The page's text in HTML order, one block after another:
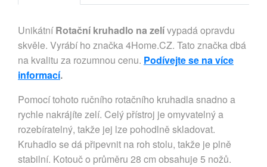
UnikátníRotační kruhadlo na zelívypadá opravdu
skvěle. Vyrábí ho značka 4Home.CZ. Tato značka dbá
na kvalitu za rozumnou cenu. Podívejte se na více
informací.
Pomocí tohoto ručního rotačního kruhadla snadno a
rychle nakrájíte zelí. Celý přístroj je omyvatelný a
rozebíratelný, takže jej lze pohodlně skladovat.
Kruhadlo se dá připevnit na roh stolu, takže je plně
stabilní. Kotouč o průměru 28 cm obsahuje 5 nožů.